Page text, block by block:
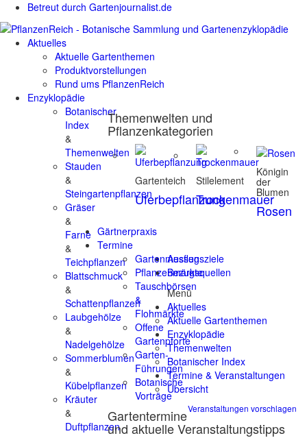
Betreut durch Gartenjournalist.de
Aktuelles
Aktuelle Gartenthemen
Produktvorstellungen
Rund ums PflanzenReich
Enzyklopädie
Botanischer
Index
&
Themenwelten
Stauden
&
Steingartenpflanzen
Gräser
&
Farne
&
Teichpflanzen
Blattschmuck
&
Schattenpflanzen
Laubgehölze
&
Nadelgehölze
Sommerblumen
&
Kübelpflanzen
Kräuter
&
Duftpflanzen
Themenwelten und
Pflanzenkategorien
Gartenteich
Uferbepflanzung
Stilelement
Trockenmauer
Königin
der
Blumen
Rosen
Gärtnerpraxis
Termine
Gartenmessen
Pflanzenmärkte
Tauschbörsen
&
Flohmärkte
Offene
Gartenpforte
Garten-
Führungen
Botanische
Vorträge
Veranstaltungen vorschlagen
Gartentermine
und aktuelle Veranstaltungstipps
Ausflugsziele
Bezugsquellen
Menü
Aktuelles
Aktuelle Gartenthemen
Enzyklopädie
Themenwelten
Botanischer Index
Termine & Veranstaltungen
Übersicht